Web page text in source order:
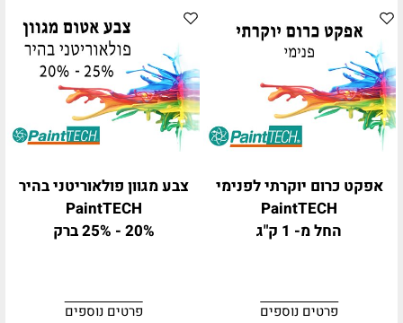
אפקט כרום יוקרתי לפנימי
PaintTECH
החל מ- 1 ק"ג
פרטים נוספים
צבע מגוון פולאוריטני בהיר
PaintTECH
20% - 25% ברק
פרטים נוספים